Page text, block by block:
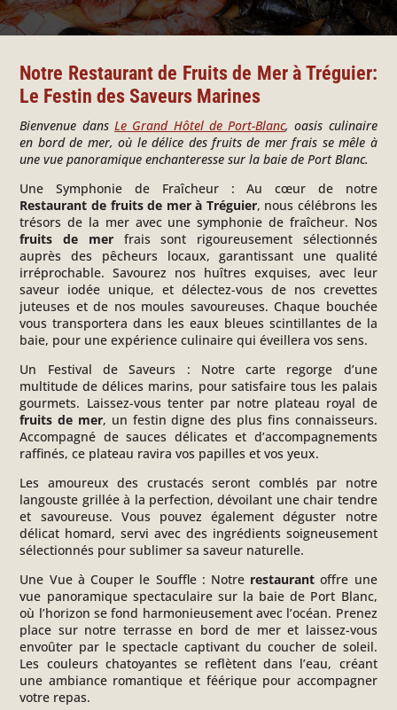
Notre Restaurant de Fruits de Mer à Tréguier:
Le Festin des Saveurs Marines
Bienvenue dans Le Grand Hôtel de Port-Blanc, oasis culinaire
en bord de mer, où le délice des fruits de mer frais se mêle à
une vue panoramique enchanteresse sur la baie de Port Blanc.
Une Symphonie de Fraîcheur :Au cœur de notre
Restaurant de fruits de mer à Tréguier, nous célébrons les
trésors de la mer avec une symphonie de fraîcheur. Nos
fruits de merfrais sont rigoureusement sélectionnés
auprès des pêcheurs locaux, garantissant une qualité
irréprochable. Savourez nos huîtres exquises, avec leur
saveur iodée unique, et délectez-vous de nos crevettes
juteuses et de nos moules savoureuses. Chaque bouchée
vous transportera dans les eaux bleues scintillantes de la
baie, pour une expérience culinaire qui éveillera vos sens.
Un Festival de Saveurs : Notre carte regorge d’une
multitude de délices marins, pour satisfaire tous les palais
gourmets. Laissez-vous tenter par notre plateau royal de
fruits de mer, un festin digne des plus fins connaisseurs.
Accompagné de sauces délicates et d’accompagnements
raffinés, ce plateau ravira vos papilles et vos yeux.
Les amoureux des crustacés seront comblés par notre
langouste grillée à la perfection, dévoilant une chair tendre
et savoureuse. Vous pouvez également déguster notre
délicat homard, servi avec des ingrédients soigneusement
sélectionnés pour sublimer sa saveur naturelle.
Une Vue à Couper le Souffle : Notre restaurant offre une
vue panoramique spectaculaire sur la baie de Port Blanc,
où l’horizon se fond harmonieusement avec l’océan. Prenez
place sur notre terrasse en bord de mer et laissez-vous
envoûter par le spectacle captivant du coucher de soleil.
Les couleurs chatoyantes se reflètent dans l’eau, créant
une ambiance romantique et féérique pour accompagner
votre repas.